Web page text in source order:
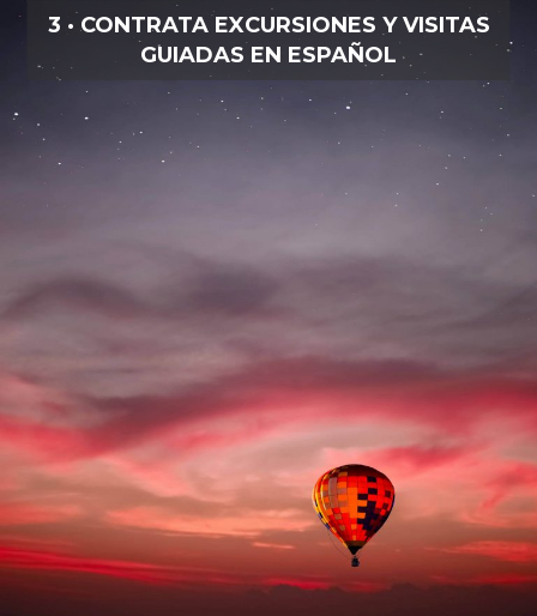
3 · CONTRATA EXCURSIONES Y VISITAS
GUIADAS EN ESPAÑOL